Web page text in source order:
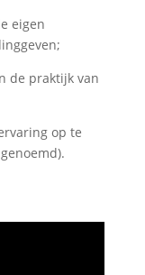
eigen
de praktijk van
op te